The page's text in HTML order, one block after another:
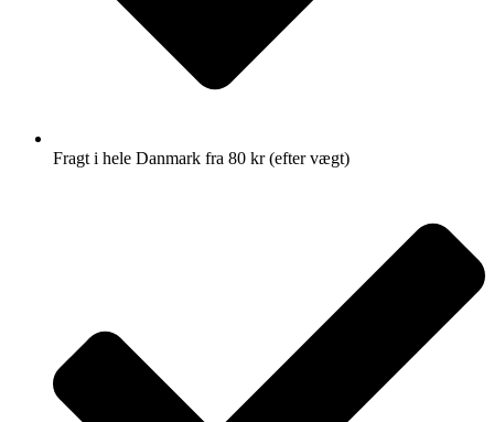
Fragt i hele Danmark fra 80 kr (efter vægt)